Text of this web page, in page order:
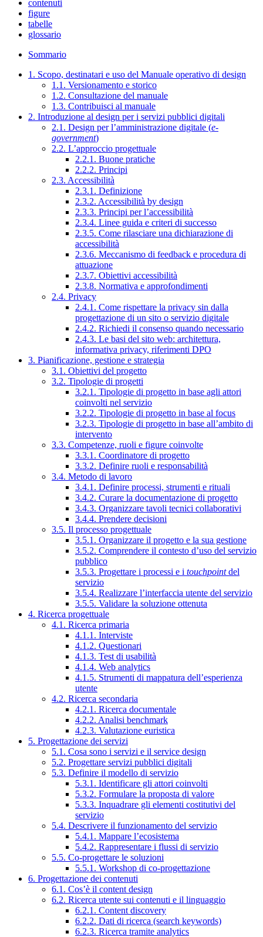
contenuti
figure
tabelle
glossario
Sommario
1. Scopo, destinatari e uso del Manuale operativo di design
1.1. Versionamento e storico
1.2. Consultazione del manuale
1.3. Contribuisci al manuale
2. Introduzione al design per i servizi pubblici digitali
2.1. Design per l’amministrazione digitale (e-
government)
2.2. L’approccio progettuale
2.2.1. Buone pratiche
2.2.2. Principi
2.3. Accessibilità
2.3.1. Definizione
2.3.2. Accessibilità by design
2.3.3. Principi per l’accessibilità
2.3.4. Linee guida e criteri di successo
2.3.5. Come rilasciare una dichiarazione di
accessibilità
2.3.6. Meccanismo di feedback e procedura di
attuazione
2.3.7. Obiettivi accessibilità
2.3.8. Normativa e approfondimenti
2.4. Privacy
2.4.1. Come rispettare la privacy sin dalla
progettazione di un sito o servizio digitale
2.4.2. Richiedi il consenso quando necessario
2.4.3. Le basi del sito web: architettura,
informativa privacy, riferimenti DPO
3. Pianificazione, gestione e strategia
3.1. Obiettivi del progetto
3.2. Tipologie di progetti
3.2.1. Tipologie di progetto in base agli attori
coinvolti nel servizio
3.2.2. Tipologie di progetto in base al focus
3.2.3. Tipologie di progetto in base all’ambito di
intervento
3.3. Competenze, ruoli e figure coinvolte
3.3.1. Coordinatore di progetto
3.3.2. Definire ruoli e responsabilità
3.4. Metodo di lavoro
3.4.1. Definire processi, strumenti e rituali
3.4.2. Curare la documentazione di progetto
3.4.3. Organizzare tavoli tecnici collaborativi
3.4.4. Prendere decisioni
3.5. Il processo progettuale
3.5.1. Organizzare il progetto e la sua gestione
3.5.2. Comprendere il contesto d’uso del servizio
pubblico
3.5.3. Progettare i processi e i touchpointdel
servizio
3.5.4. Realizzare l’interfaccia utente del servizio
3.5.5. Validare la soluzione ottenuta
4. Ricerca progettuale
4.1. Ricerca primaria
4.1.1. Interviste
4.1.2. Questionari
4.1.3. Test di usabilità
4.1.4. Web analytics
4.1.5. Strumenti di mappatura dell’esperienza
utente
4.2. Ricerca secondaria
4.2.1. Ricerca documentale
4.2.2. Analisi benchmark
4.2.3. Valutazione euristica
5. Progettazione dei servizi
5.1. Cosa sono i servizi e il service design
5.2. Progettare servizi pubblici digitali
5.3. Definire il modello di servizio
5.3.1. Identificare gli attori coinvolti
5.3.2. Formulare la proposta di valore
5.3.3. Inquadrare gli elementi costitutivi del
servizio
5.4. Descrivere il funzionamento del servizio
5.4.1. Mappare l’ecosistema
5.4.2. Rappresentare i flussi di servizio
5.5. Co-progettare le soluzioni
5.5.1. Workshop di co-progettazione
6. Progettazione dei contenuti
6.1. Cos’è il content design
6.2. Ricerca utente sui contenuti e il linguaggio
6.2.1. Content discovery
6.2.2. Dati di ricerca (search keywords)
6.2.3. Ricerca tramite analytics